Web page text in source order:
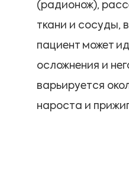
(радионож),
ткани и сосуды,
пациент может
осложнения и
варьируется
нароста и